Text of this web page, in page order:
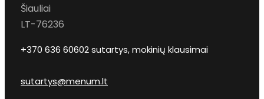
Šiauliai
LT-76236
+370 636 60602 sutartys, mokinių klausimai
sutartys@menum.lt